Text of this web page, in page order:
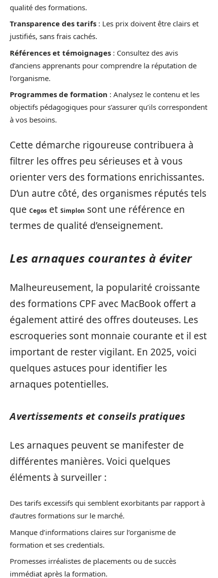
qualité des formations.
Transparence des tarifs : Les prix doivent être clairs et
justifiés, sans frais cachés.
Références et témoignages : Consultez des avis
d’anciens apprenants pour comprendre la réputation de
l’organisme.
Programmes de formation : Analysez le contenu et les
objectifs pédagogiques pour s’assurer qu’ils correspondent
à vos besoins.
Cette démarche rigoureuse contribuera à
filtrer les offres peu sérieuses et à vous
orienter vers des formations enrichissantes.
D’un autre côté, des organismes réputés tels
que Cegos et Simplon sont une référence en
termes de qualité d’enseignement.
Les arnaques courantes à éviter
Malheureusement, la popularité croissante
des formations CPF avec MacBook offert a
également attiré des offres douteuses. Les
escroqueries sont monnaie courante et il est
important de rester vigilant. En 2025, voici
quelques astuces pour identifier les
arnaques potentielles.
Avertissements et conseils pratiques
Les arnaques peuvent se manifester de
différentes manières. Voici quelques
éléments à surveiller :
Des tarifs excessifs qui semblent exorbitants par rapport à
d’autres formations sur le marché.
Manque d’informations claires sur l’organisme de
formation et ses credentials.
Promesses irréalistes de placements ou de succès
immédiat après la formation.